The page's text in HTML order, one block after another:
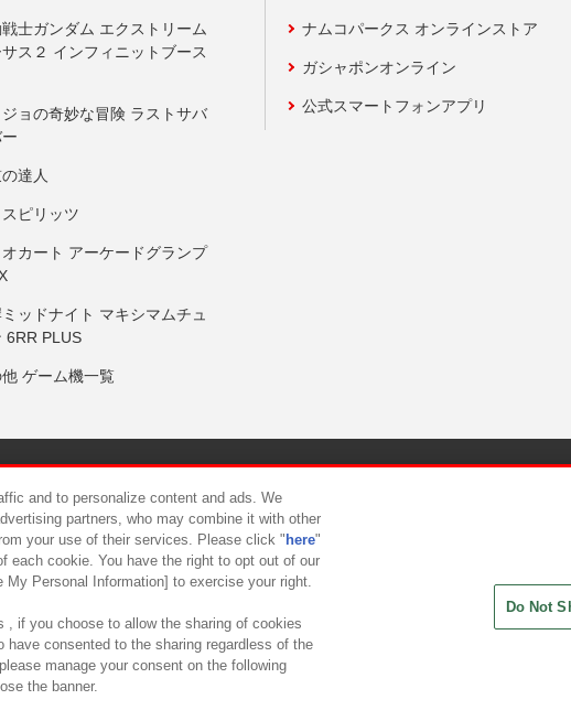
士ガンダム エクストリーム
ス２ インフィニットブース
ョの奇妙な冒険 ラストサバ
達人
ピリッツ
カート アーケードグランプ
ッドナイト マキシマムチュ
6RR PLUS
ゲーム機一覧
ナムコパークス オンラインストア
ガシャポンオンライン
公式スマートフォンアプリ
について カスタマーハラスメント対応方針
and to personalize content and ads. We
partners, who may combine it with other
your use of their services. Please click " here"
each cookie. You have the right to opt out of our
Personal Information] to exercise your right.
, if you choose to allow the sharing of cookies
have consented to the sharing regardless of the
manage your consent on the following
the banner.
Do Not